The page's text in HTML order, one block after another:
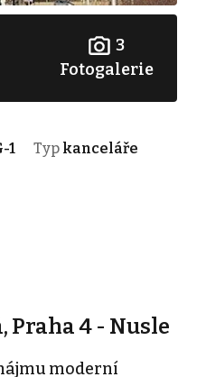
3
Fotogalerie
1 Typ kanceláře
Praha 4 - Nusle
moderní